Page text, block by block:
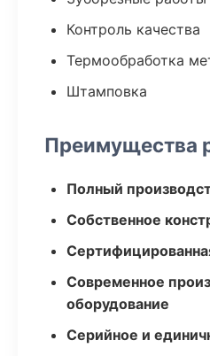
Контроль качества
Термообработка
Штамповка
Преимущества
Полный
Собственное
Современное
оборудование
Серийное и